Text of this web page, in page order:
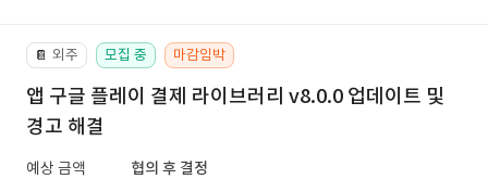
📔 외주 모집 중 마감임박
앱 구글 플레이 결제 라이브러리 v8.0.0 업데이트 및
경고 해결
예상 금액
협의 후 결정